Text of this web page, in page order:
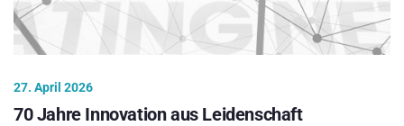
27. April 2026
70 Jahre Innovation aus Leidenschaft